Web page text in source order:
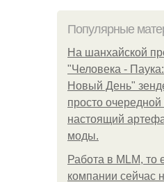
Популярные
На шанхайской
"Человека -
Новый День"
просто
настоящий
моды.
Работа в MLM, то
компании сейчас